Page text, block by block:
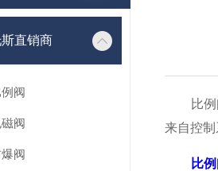
直销商
阀
阀
阀
比例阀
来自控
比